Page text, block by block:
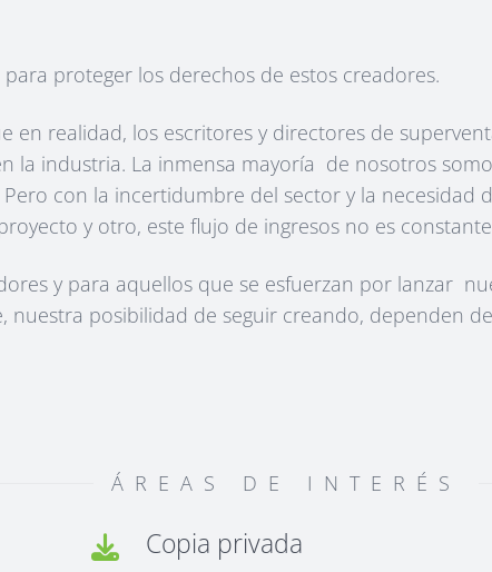
proteger los derechos de estos creadores.
en realidad, los escritores y directores de
la industria. La inmensa mayoría de nosotros
con la incertidumbre del sector y la
y otro, este flujo de ingresos no es
y para aquellos que se esfuerzan por lanzar
nuestra posibilidad de seguir creando, dependen
ÁREAS DE INTERÉS
Copia privada